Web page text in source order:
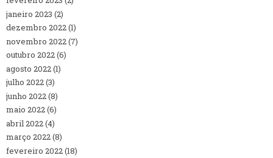
janeiro 2023 (2)
dezembro 2022(1)
novembro 2022(7)
outubro 2022(6)
agosto 2022(1)
julho 2022(3)
junho 2022(8)
maio 2022(6)
abril 2022(4)
março 2022(8)
fevereiro 2022(18)